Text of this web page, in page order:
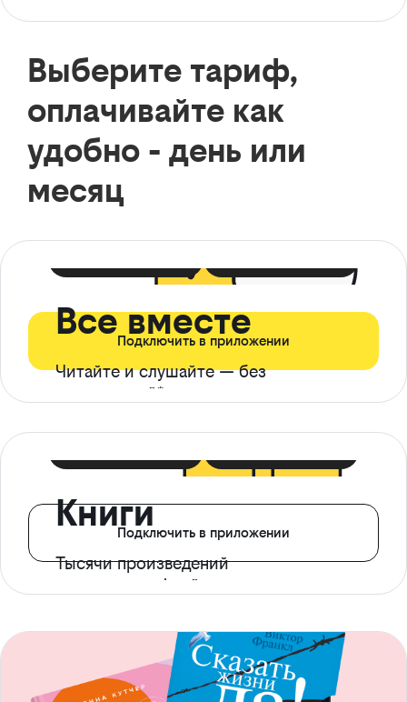
Выберите тариф,
оплачивайте как
удобно - день или
месяц
Все вместе
Читайте и слушайте — без
ограничений*
Подключить в приложении
Книги
Тысячи произведений
с доступом офлайн
Подключить в приложении